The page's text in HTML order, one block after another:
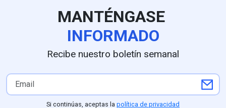
MANTÉNGASE
INFORMADO
Recibe nuestro boletín semanal
Si continúas, aceptas la política de privacidad